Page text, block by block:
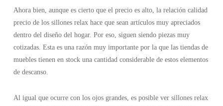
Ahora bien, aunque es cierto que el precio es alto, la relación calidad
precio de los sillones relax hace que sean artículos muy apreciados
dentro del diseño del hogar. Por eso, siguen siendo piezas muy
cotizadas. Esta es una razón muy importante por la que las tiendas de
muebles tienen en stock una cantidad considerable de estos elementos
de descanso.
Al igual que ocurre con los ojos grandes, es posible ver sillones relax